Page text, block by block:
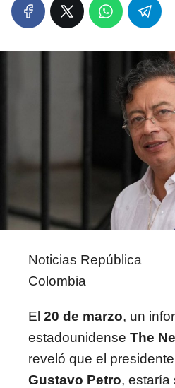
Noticias República
Colombia
El 20 de marzo, un
estadounidense The
reveló que el
Gustavo Petro, estaría